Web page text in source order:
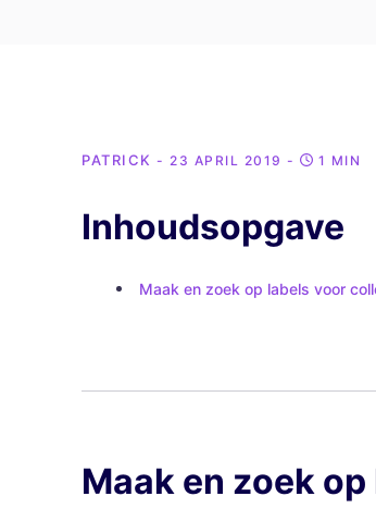
PATRICK - 23 APRIL 2019 - 1 MIN
Inhoudsopgave
Maak en zoek op labels voor
Maak en zoek